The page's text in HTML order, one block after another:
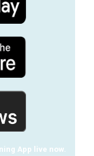
App live now.